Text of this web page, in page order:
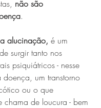
não são
.
a alucinação, é um
surgir tanto nos
psiquiátricos - nesse
um transtorno
ou o que
chama de loucura - bem